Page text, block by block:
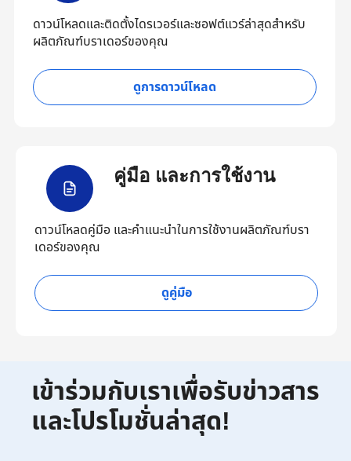
ดาวน์โหลดและติดตั้งไดรเวอร์และซอฟต์แวร์ล่าสุดสำหรับ
ผลิตภัณฑ์บราเดอร์ของคุณ
ดูการดาวน์โหลด
คู่มือ และการใช้งาน
ดาวน์โหลดคู่มือ และคำแนะนำในการใช้งานผลิตภัณฑ์บรา
เดอร์ของคุณ
ดูคู่มือ
เข้าร่วมกับเราเพื่อรับข่าวสาร
และโปรโมชั่นล่าสุด!